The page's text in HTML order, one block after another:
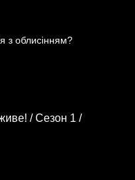
з облисінням?
/Сезон 1 /